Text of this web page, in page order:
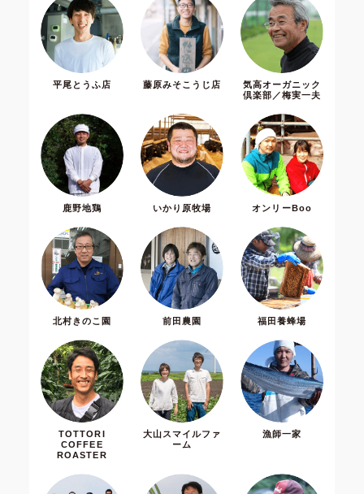
平尾とうふ店 藤原みそこうじ店
気高オーガニック
倶楽部／梅実一夫
鹿野地鶏 いかり原牧場 オンリーBoo
北村きのこ園 前田農園 福田養蜂場
TOTTORI
COFFEE
ROASTER
大山スマイルファ
ーム
漁師一家